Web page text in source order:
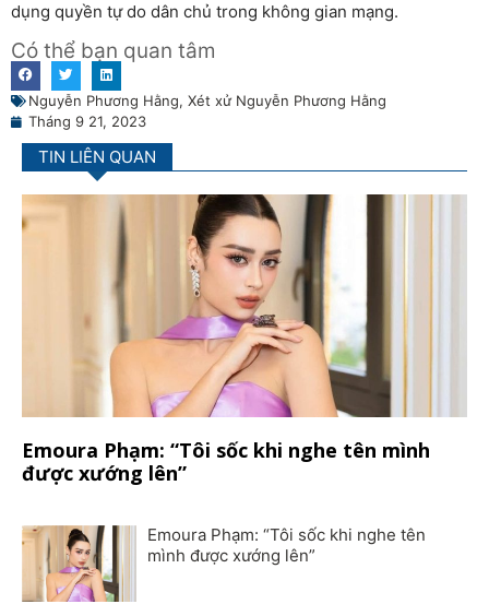
dụng quyền tự do dân chủ trong không gian mạng.
Có thể bạn quan tâm
Nguyễn Phương Hằng, Xét xử Nguyễn Phương Hằng
Tháng 9 21, 2023
TIN LIÊN QUAN
Emoura Phạm: “Tôi sốc khi nghe tên mình
được xướng lên”
Emoura Phạm: “Tôi sốc khi nghe tên
mình được xướng lên”